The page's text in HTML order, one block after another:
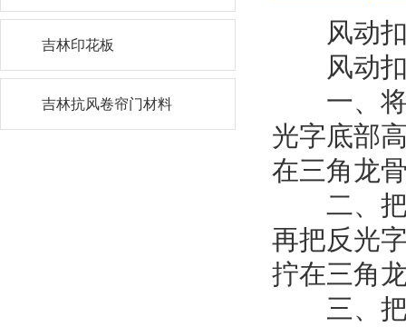
风动扣
风动扣
一、将
光字底部
在三角龙
二、把
再把反光
拧在三角
三、把
吉林印花板
吉林抗风卷帘门材料